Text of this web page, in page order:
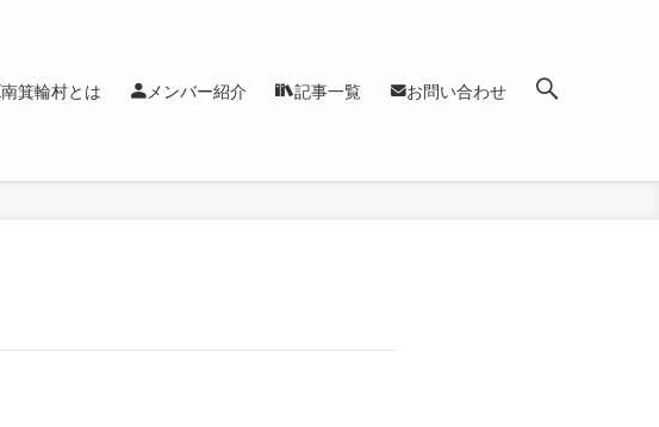
南箕輪村とは メンバー紹介 記事一覧 お問い合わせ